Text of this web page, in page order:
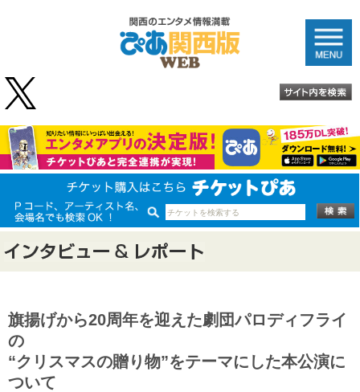
旗揚げから20周年を迎えた劇団パロディフライ
の
“クリスマスの贈り物”をテーマにした本公演に
ついて